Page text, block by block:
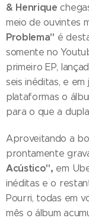
& Henrique
meio de ouvintes
Problema" é
somente no
primeiro EP,
seis inéditas, e em
plataformas o
para o que a
Aproveitando a
prontamente
Acústico", em
inéditas e o
Pourri, todas em
mês o álbum